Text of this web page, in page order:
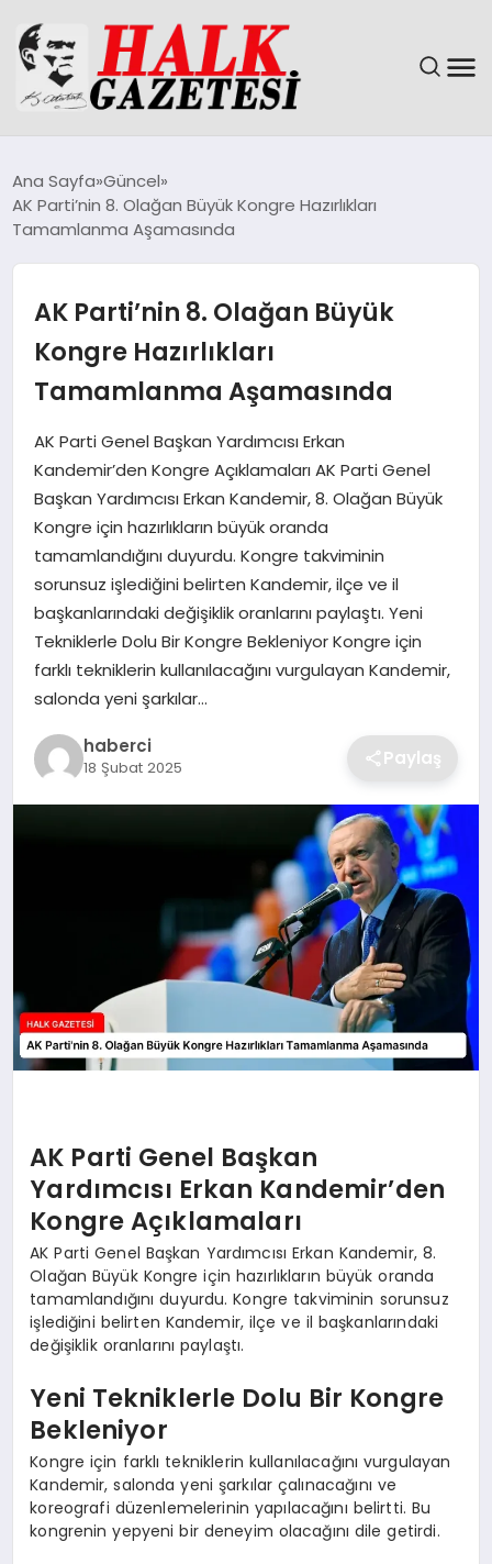
DÜNYA
MAGAZIN
SAĞLIK
SIYASET
SPOR
TEKNOLOJI
YAŞAM
Ana Sayfa Güncel
AK Parti’nin 8. Olağan Büyük Kongre Hazırlıkları
Tamamlanma Aşamasında
AK Parti’nin 8. Olağan Büyük
Kongre Hazırlıkları
Tamamlanma Aşamasında
AK Parti Genel Başkan Yardımcısı Erkan
Kandemir’den Kongre Açıklamaları AK Parti Genel
Başkan Yardımcısı Erkan Kandemir, 8. Olağan Büyük
Kongre için hazırlıkların büyük oranda
tamamlandığını duyurdu. Kongre takviminin
sorunsuz işlediğini belirten Kandemir, ilçe ve il
başkanlarındaki değişiklik oranlarını paylaştı. Yeni
Tekniklerle Dolu Bir Kongre Bekleniyor Kongre için
farklı tekniklerin kullanılacağını vurgulayan Kandemir,
salonda yeni şarkılar…
haberci
18 Şubat 2025 Paylaş
AK Parti Genel Başkan
Yardımcısı Erkan Kandemir’den
Kongre Açıklamaları
AK Parti Genel Başkan Yardımcısı Erkan Kandemir, 8.
Olağan Büyük Kongre için hazırlıkların büyük oranda
tamamlandığını duyurdu. Kongre takviminin sorunsuz
işlediğini belirten Kandemir, ilçe ve il başkanlarındaki
değişiklik oranlarını paylaştı.
Yeni Tekniklerle Dolu Bir Kongre
Bekleniyor
Kongre için farklı tekniklerin kullanılacağını vurgulayan
Kandemir, salonda yeni şarkılar çalınacağını ve
koreografi düzenlemelerinin yapılacağını belirtti. Bu
kongrenin yepyeni bir deneyim olacağını dile getirdi.